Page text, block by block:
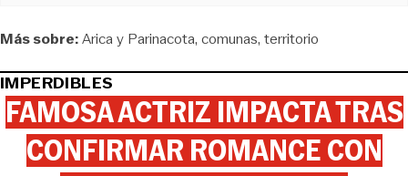
Más sobre:Arica y Parinacota comunas territorio
IMPERDIBLES
FAMOSA ACTRIZ IMPACTA TRAS
CONFIRMAR ROMANCE CON